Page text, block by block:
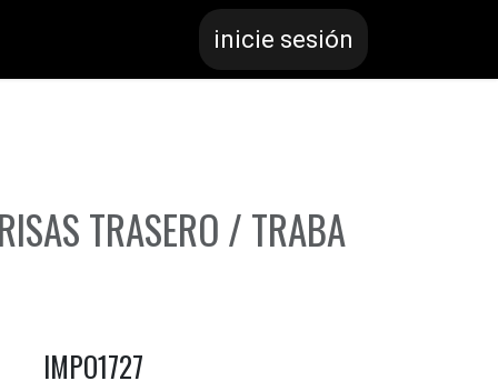
inicie sesión
TRASERO / TRABA
IMPO1727